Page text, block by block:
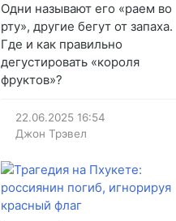
Одни называют его «раем во
рту», другие бегут от запаха.
Где и как правильно
дегустировать «короля
фруктов»?
22.06.2025 16:54
Джон Трэвел